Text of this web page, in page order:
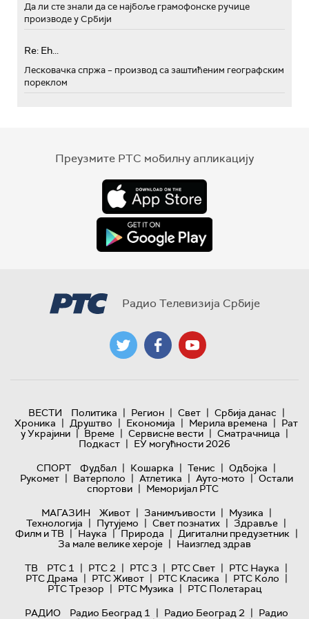
Да ли сте знали да се најбоље грамофонске ручице
производе у Србији
Re: Eh...
Лесковачка спржа – производ са заштићеним географским
пореклом
Преузмите РТС мобилну апликацију
Радио Телевизија Србије
ВЕСТИ Политика | Регион | Свет | Србија данас |
Хроника | Друштво | Економија | Мерила времена | Рат
у Украјини | Време | Сервисне вести | Сматрачница |
Подкаст | ЕУ могућности 2026
СПОРТ
Фудбал | Кошарка | Тенис | Одбојка |
Рукомет | Ватерполо | Атлетика | Ауто-мото | Остали
спортови | Меморијал РТС
МАГАЗИН
Живот | Занимљивости | Музика |
Технологијa | Путујемо | Свет познатих | Здравље |
Филм и ТВ | Наука | Природа | Дигитални предузетник |
За мале велике хероје | Наизглед здрав
ТВ
РТС 1 | РТС 2 | РТС 3 | РТС Свет | РТС Наука |
РТС Драма | РТС Живот | РТС Класика | РТС Коло |
РТС Трезор | РТС Музика | РТС Полетарац
РАДИО
Радио Београд 1 | Радио Београд 2 | Радио